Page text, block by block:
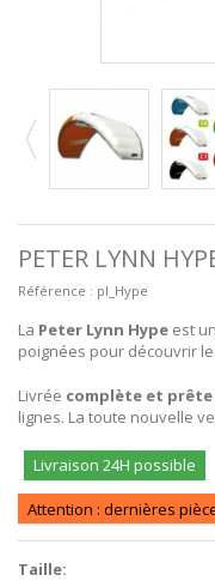
PETER LYNN
Référence : pl_Hype
La Peter Lynn Hype est
poignées pour découvrir
Livrée complète et prête
lignes. La toute nouvelle
Livraison 24H possible
Attention : dernières
Taille: